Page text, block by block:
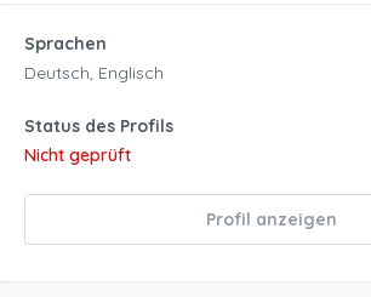
Sprachen
Deutsch, Englisch
Status des Profils
Nicht geprüft
Profil anzeigen